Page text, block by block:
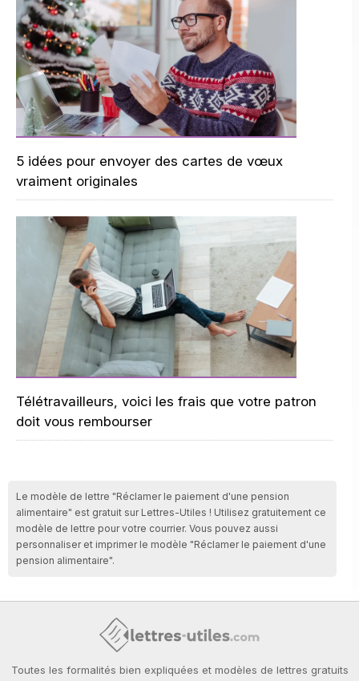
5 idées pour envoyer des cartes de vœux
vraiment originales
Télétravailleurs, voici les frais que votre patron
doit vous rembourser
Le modèle de lettre "Réclamer le paiement d'une pension
alimentaire" est gratuit sur Lettres-Utiles ! Utilisez gratuitement ce
modèle de lettre pour votre courrier. Vous pouvez aussi
personnaliser et imprimer le modèle "Réclamer le paiement d'une
pension alimentaire".
Toutes les formalités bien expliquées et modèles de lettres gratuits